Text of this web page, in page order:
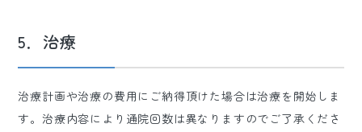
5．治療
治療計画や治療の費用にご納得頂けた場合は治療を開始しま
す。治療内容により通院回数は異なりますのでご了承くださ